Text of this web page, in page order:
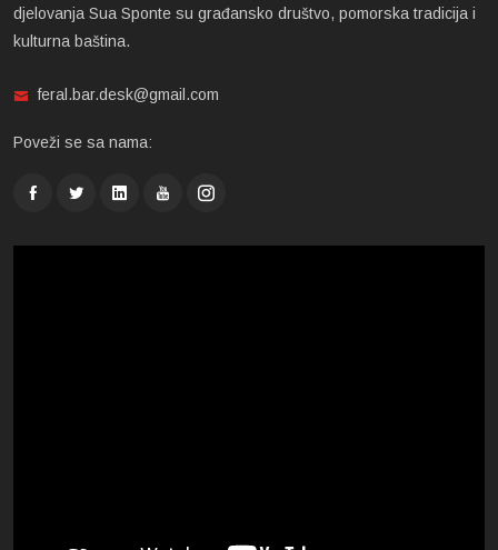
djelovanja Sua Sponte su građansko društvo, pomorska tradicija i
kulturna baština.
feral.bar.desk@gmail.com
Poveži se sa nama: